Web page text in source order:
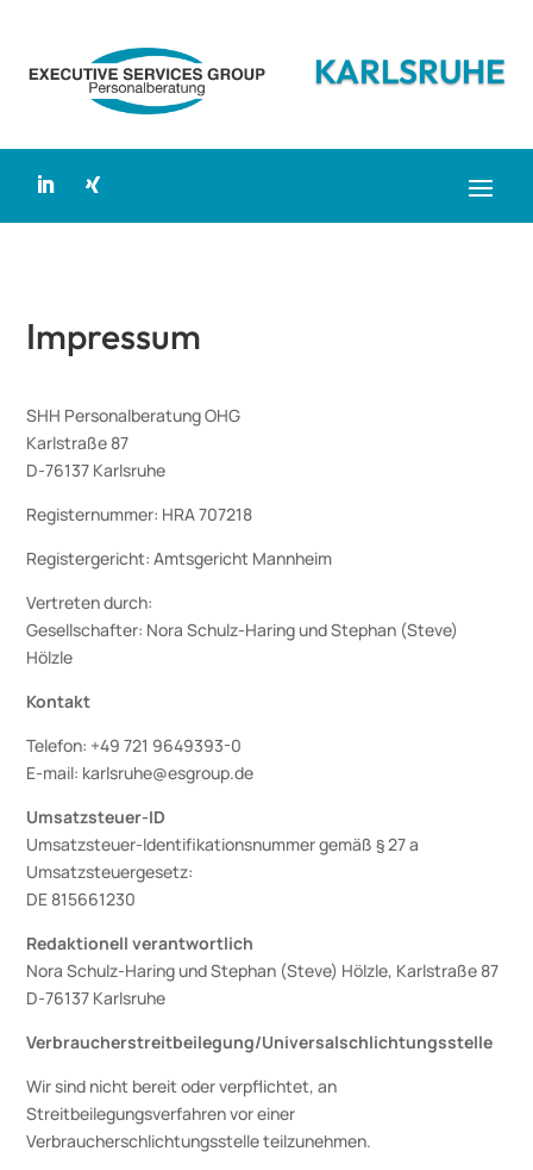
KARLSRUHE
Impressum
SHH Personalberatung OHG
Karlstraße 87
D-76137 Karlsruhe
Registernummer: HRA 707218
Registergericht: Amtsgericht Mannheim
Vertreten durch:
Gesellschafter: Nora Schulz-Haring und Stephan (Steve)
Hölzle
Kontakt
Telefon: +49 721 9649393-0
E-mail: karlsruhe@esgroup.de
Umsatzsteuer-ID
Umsatzsteuer-Identifikationsnummer gemäß § 27 a
Umsatzsteuergesetz:
DE 815661230
Redaktionell verantwortlich
Nora Schulz-Haring und Stephan (Steve) Hölzle, Karlstraße 87
D-76137 Karlsruhe
Verbraucher­streit­beilegung/Universal­schlichtungs­stelle
Wir sind nicht bereit oder verpflichtet, an
Streitbeilegungsverfahren vor einer
Verbraucherschlichtungsstelle teilzunehmen.